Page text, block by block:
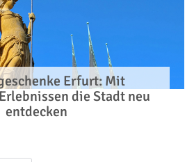
Erfurt: Mit
die Stadt neu
entdecken